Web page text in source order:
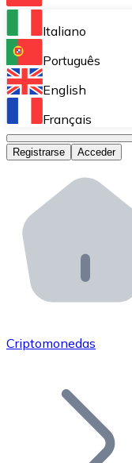
Bitnovo Ramp
Integra nuestra
Bitnovo Giftcards
Bitnovo OTC
Bitnovo ATM
Integra un
Bitnovo API
Integra nuestra
Únete a nuestra
Añade tu
Italiano
Português
English
Français
Registrarse Acceder
Criptomonedas